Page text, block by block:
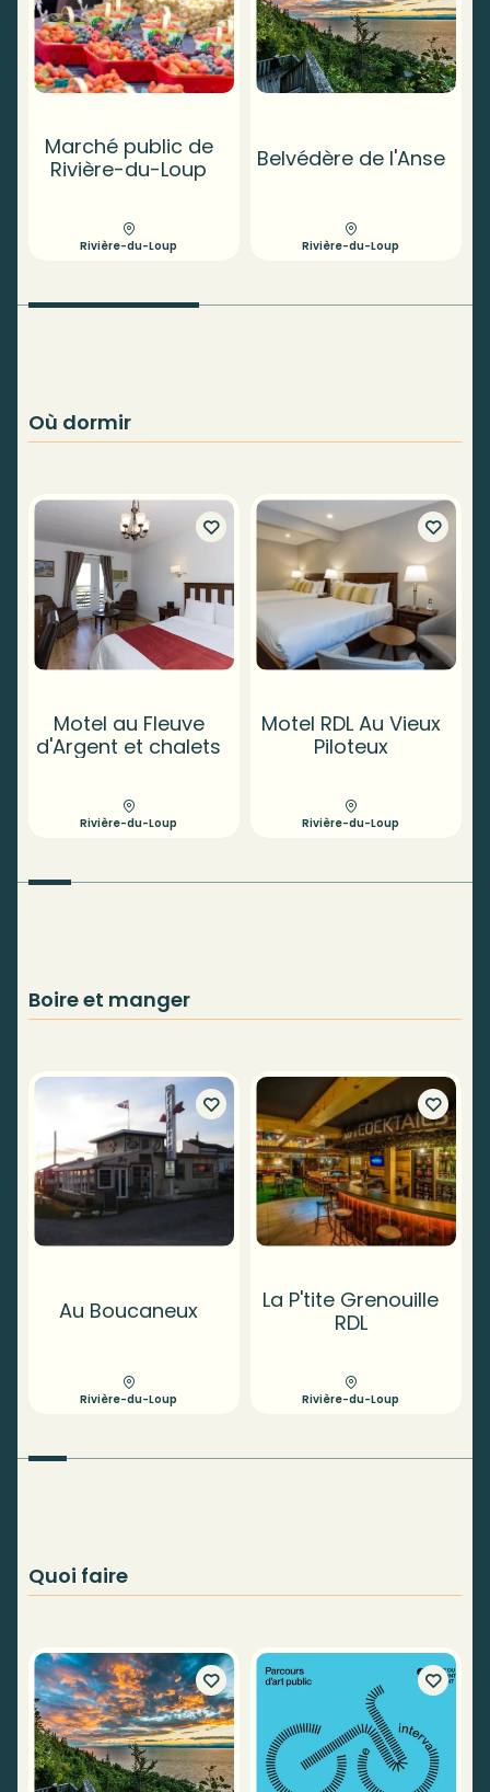
Marché public de
Rivière-du-Loup
Rivière-du-Loup
Belvédère de l'Anse
Rivière-du-Loup
Où dormir
Motel au Fleuve
d'Argent et chalets
Rivière-du-Loup
Motel RDL Au Vieux
Piloteux
Rivière-du-Loup
Boire et manger
Au Boucaneux
Rivière-du-Loup
La P'tite Grenouille
RDL
Rivière-du-Loup
Quoi faire